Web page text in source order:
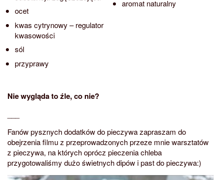
ocet
kwas cytrynowy – regulator
kwasowości
sól
przyprawy
aromat naturalny
Nie wygląda to źle, co nie?
Fanów pysznych dodatków do pieczywa zapraszam do
obejrzenia filmu z przeprowadzonych przeze mnie warsztatów
z pieczywa, na których oprócz pieczenia chleba
przygotowaliśmy dużo świetnych dipów i past do pieczywa:)